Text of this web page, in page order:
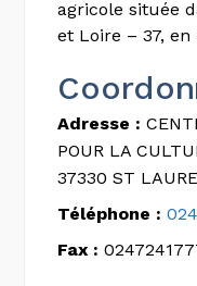
agricole située
et Loire – 37,
Adresse :
POUR LA
37330 ST
Téléphone :
Fax :